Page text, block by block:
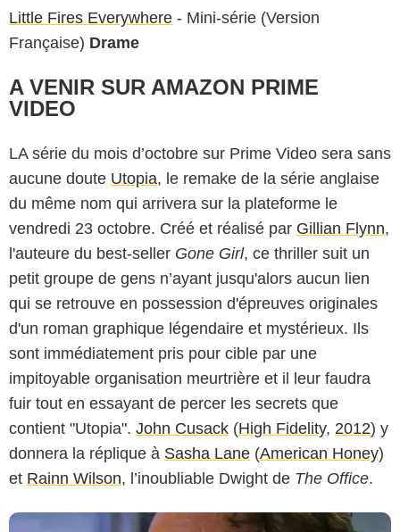
Little Fires Everywhere - Mini-série (Version
Française) Drame
A VENIR SUR AMAZON PRIME
VIDEO
LA série du mois d’octobre sur Prime Video sera sans
aucune doute Utopia, le remake de la série anglaise
du même nom qui arrivera sur la plateforme le
vendredi 23 octobre. Créé et réalisé par Gillian Flynn,
l'auteure du best-seller Gone Girl, ce thriller suit un
petit groupe de gens n’ayant jusqu'alors aucun lien
qui se retrouve en possession d'épreuves originales
d'un roman graphique légendaire et mystérieux. Ils
sont immédiatement pris pour cible par une
impitoyable organisation meurtrière et il leur faudra
fuir tout en essayant de percer les secrets que
contient "Utopia". John Cusack (High Fidelity, 2012) y
donnera la réplique à Sasha Lane (American Honey)
et Rainn Wilson, l’inoubliable Dwight de The Office.